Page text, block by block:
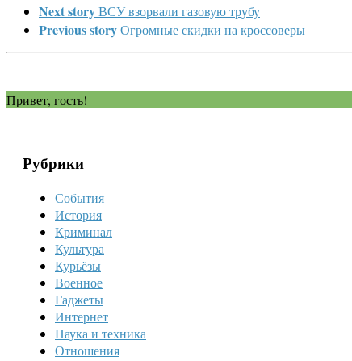
Next storyВСУ взорвали газовую трубу
Previous storyОгромные скидки на кроссоверы
Привет, гость!
Рубрики
События
История
Криминал
Культура
Курьёзы
Военное
Гаджеты
Интернет
Наука и техника
Отношения